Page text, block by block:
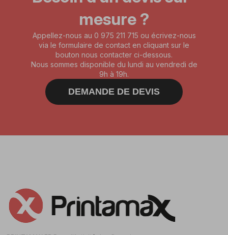
mesure ?
Appellez-nous au 0 975 211 715 ou écrivez-nous
via le formulaire de contact en cliquant sur le
bouton nous contacter ci-dessous.
Nous sommes disponible du lundi au vendredi de
9h à 19h.
DEMANDE DE DEVIS